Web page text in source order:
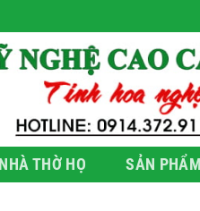
NHÀ THỜ HỌ SẢN PHẨM